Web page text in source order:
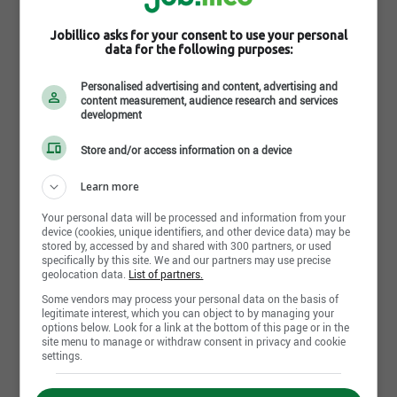
municipalités de la MRC de La Jacques-Cartier (Lac-
Beauport, cantons unis de Stoneham-et-
Tewkesbury, Sainte-Brigitte-de-Laval, Lac-Delage).
Pour l’année scolaire 2018-2019, notre centre de
services scolaire accueille près de 27 800 élèves,
jeunes et adultes, dans ses établissements.
33 écoles primaires
3 écoles spécialisées
1 centre de formation générale des adultes (3
bâtiments)
3 centres de formation professionnelle:
Programme d'accès à l'égalité
Notre centre de services scolaire applique un
programme d'accès à l'égalité en emploi et invite
les femmes, les membres des minorités visibles, les
Voir toutes les photos et vidéos de Centre de
Environnement de travail
Nos valeurs
Le choix de nos valeurs organisationnelles s’appuie
sur une volonté de soutenir la mise en œuvre de
nos orientations de même que l’application des
principes de gouvernance qui nous définissent.
Ces valeurs fortes doivent guider nos actions
(notamment celles du personnel, des élèves, des
Jobillico asks for your consent to use your personal
data for the following purposes:
Personalised advertising and content, advertising and
content measurement, audience research and services
development
Store and/or access information on a device
Learn more
Your personal data will be processed and information from your
device (cookies, unique identifiers, and other device data) may be
stored by, accessed by and shared with 300 partners, or used
specifically by this site. We and our partners may use precise
geolocation data. List of partners.
Some vendors may process your personal data on the basis of
legitimate interest, which you can object to by managing your
options below. Look for a link at the bottom of this page or in the
site menu to manage or withdraw consent in privacy and cookie
settings.